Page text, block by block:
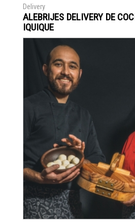
Delivery
ALEBRIJES DELIVERY DE
IQUIQUE